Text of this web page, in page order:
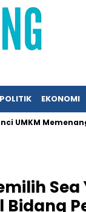
POLITIK EKONOMI
Memenangkan
Sea
Bidang